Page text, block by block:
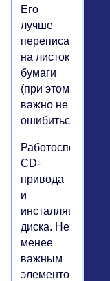
Его
лучше
переписать
на листок
бумаги
(при этом
важно не
ошибиться).
CD-
привода
и
диска. Не
менее
важным
элементом